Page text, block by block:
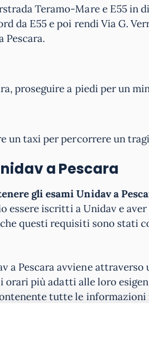
Teramo-Mare e E55
da E55 e poi rendi Via G.
Pescara.
proseguire a piedi per un
un taxi per percorrere un
a Pescara
gli esami Unidav a
essere iscritti a Unidav e
questi requisiti sono stati
a Pescara avviene
orari più adatti alle loro
tutte le informazioni
è dotata di aule e attrezzature